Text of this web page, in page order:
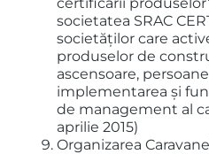
societatea SRAC
societăților care
produselor de
ascensoare,
implementarea și
de management al
aprilie 2015)
Organizarea